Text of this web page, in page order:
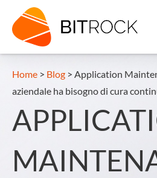
Home > Blog > Application
aziendale ha bisogno di cura